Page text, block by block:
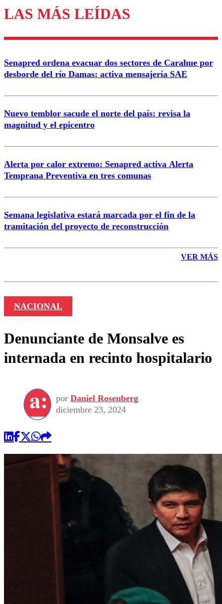
Los comentarios son moderados para garantizar un
diálogo respetuoso.
Nombre
Correo
LAS MÁS LEÍDAS
Senapred ordena evacuar dos sectores de Carahue por
desborde del río Damas: activa mensajería SAE
Nuevo temblor sacude el norte del país: revisa la
magnitud y el epicentro
Alerta por calor extremo: Senapred activa Alerta
Temprana Preventiva en tres comunas
Semana legislativa estará marcada por el fin de la
tramitación del proyecto de reconstrucción
VER MÁS
NACIONAL
Denunciante de Monsalve es
internada en recinto hospitalario
por Daniel Rosenberg
diciembre 23, 2024